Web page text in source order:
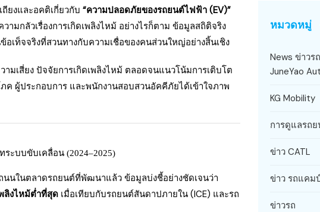
ยงและอคติเกี่ยวกับ “ความปลอดภัยของรถยนต์ไฟฟ้า (EV)”
ามกลัวเรื่องการเกิดเพลิงไหม้ อย่างไรก็ตาม ข้อมูลสถิติจริง
ท็จจริงที่สวนทางกับความเชื่อของคนส่วนใหญ่อย่างสิ้นเชิง
มเสี่ยง ปัจจัยการเกิดเพลิงไหม้ ตลอดจนแนวโน้มการเติบโต
ผู้ประกอบการ และพนักงานสอบสวนอัคคีภัยได้เข้าใจภาพ
ะบบขับเคลื่อน (2024–2025)
นนในตลาดรถยนต์ที่พัฒนาแล้ว ข้อมูลบ่งชี้อย่างชัดเจนว่า
ลิงไหม้ต่ำที่สุด เมื่อเทียบกับรถยนต์สันดาปภายใน (ICE) และรถ
หมวดหมู่
News ข่าวร
JuneYao
KG Mobility
การดูแลรถ
ข่าว CATL
ข่าว รถแคม
ข่าวรถ